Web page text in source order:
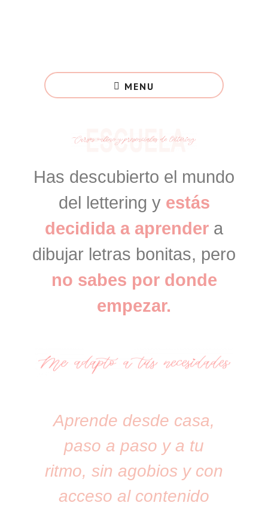
lettering
paso
MENU
Has descubierto el mundo
del lettering y estás
decidida a aprender a
dibujar letras bonitas, pero
no sabes por donde
empezar.
Aprende desde casa,
paso a paso y a tu
ritmo, sin agobios y con
acceso al contenido